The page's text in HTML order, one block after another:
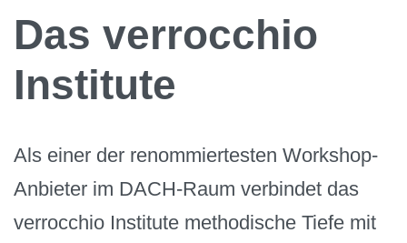
Das verrocchio
Institute
Als einer der renommiertesten Workshop-
Anbieter im DACH-Raum verbindet das
verrocchio Institute methodische Tiefe mit